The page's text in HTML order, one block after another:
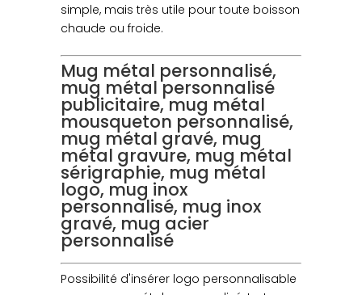
simple, mais très utile pour toute boisson
chaude ou froide.
Mug métal personnalisé,
mug métal personnalisé
publicitaire, mug métal
mousqueton personnalisé,
mug métal gravé, mug
métal gravure, mug métal
sérigraphie, mug métal
logo, mug inox
personnalisé, mug inox
gravé, mug acier
personnalisé
Possibilité d'insérer logo personnalisable